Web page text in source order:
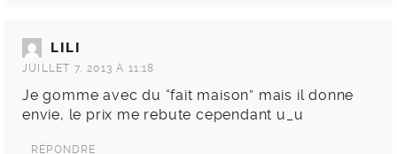
LILI
JUILLET 7, 2013 À 11:18
Je gomme avec du “fait maison” mais il donne
envie, le prix me rebute cependant u_u
RÉPONDRE